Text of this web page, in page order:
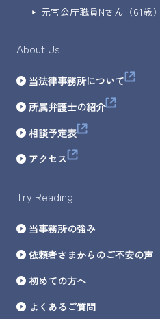
元官公庁職員Nさん（61歳）
About Us
当法律事務所について
所属弁護士の紹介
相談予定表
アクセス
Try Reading
当事務所の強み
依頼者さまからのご不安の声
初めての方へ
よくあるご質問